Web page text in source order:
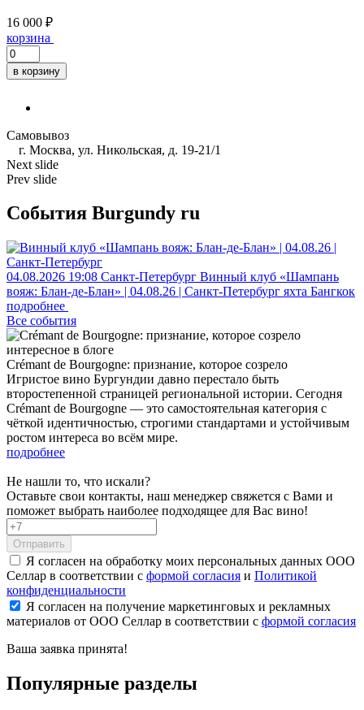
16 000 ₽
корзина
в корзину
Самовывоз
г. Москва, ул. Никольская, д. 19-21/1
Next slide
Prev slide
События Burgundy ru
04.08.2026 19:08 Санкт-Петербург Винный клуб «Шампань
вояж: Блан-де-Блан» | 04.08.26 | Санкт-Петербург яхта Бангкок
подробнее
Все события
интересное в блоге
Crémant de Bourgogne: признание, которое созрело
Игристое вино Бургундии давно перестало быть
второстепенной страницей региональной истории. Сегодня
Crémant de Bourgogne — это самостоятельная категория с
чёткой идентичностью, строгими стандартами и устойчивым
ростом интереса во всём мире.
подробнее
Не нашли то, что искали?
Оставьте свои контакты, наш менеджер свяжется с Вами и
поможет выбрать наиболее подходящее для Вас вино!
Отправить
Я согласен на обработку моих персональных данных ООО
Селлар в соответствии с формой согласия и Политикой
конфиденциальности
Я согласен на получение маркетинговых и рекламных
материалов от ООО Селлар в соответствии с формой согласия
Ваша заявка принята!
Популярные разделы